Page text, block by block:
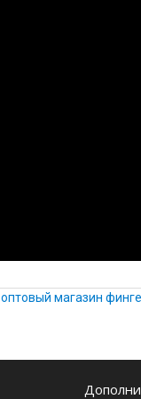
оптовый магазин